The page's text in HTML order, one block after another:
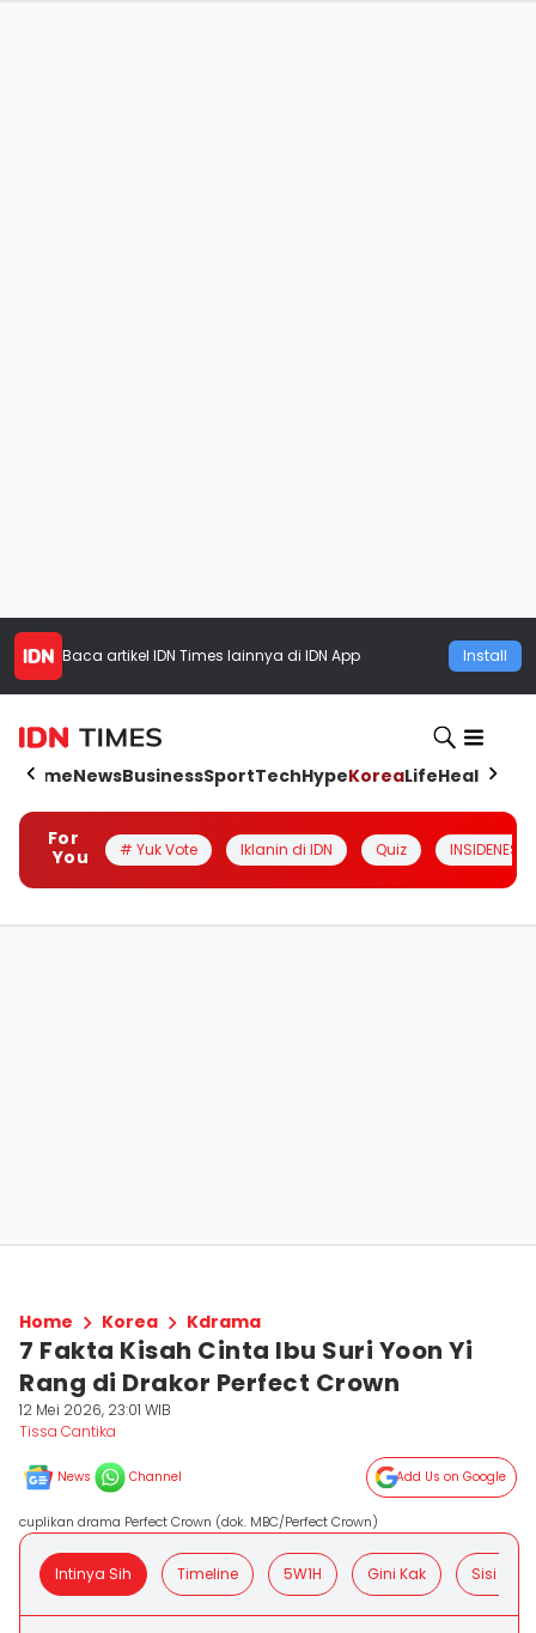
Baca artikel IDN Times lainnya di IDN App Install
HomeNewsBusinessSportTechHypeKoreaLifeHealth
For
You
# Yuk Vote Iklanin di IDN Quiz INSIDENESIA
Home Korea Kdrama
7 Fakta Kisah Cinta Ibu Suri Yoon Yi
Rang di Drakor Perfect Crown
12 Mei 2026, 23:01 WIB
Tissa Cantika
News Channel Add Us on Google
cuplikan drama Perfect Crown (dok. MBC/Perfect Crown)
Intinya Sih Timeline 5W1H Gini Kak Sisi